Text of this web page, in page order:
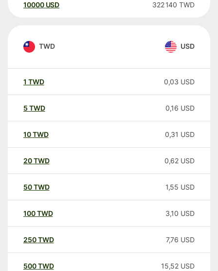
10000 USD 322 140 TWD
TWD USD
1 TWD 0,03 USD
5 TWD 0,16 USD
10TWD 0,31 USD
20TWD 0,62 USD
50TWD 1,55 USD
100TWD 3,10 USD
250TWD 7,76 USD
500TWD 15,52 USD